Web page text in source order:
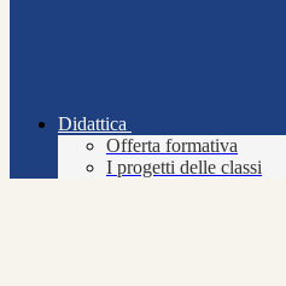
Didattica
Offerta formativa
I progetti delle classi